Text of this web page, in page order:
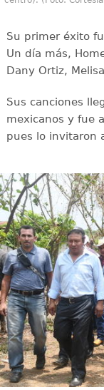
Su primer éxito
Un día más,
Dany Ortiz,
Sus canciones
mexicanos y fue
pues lo invitaron